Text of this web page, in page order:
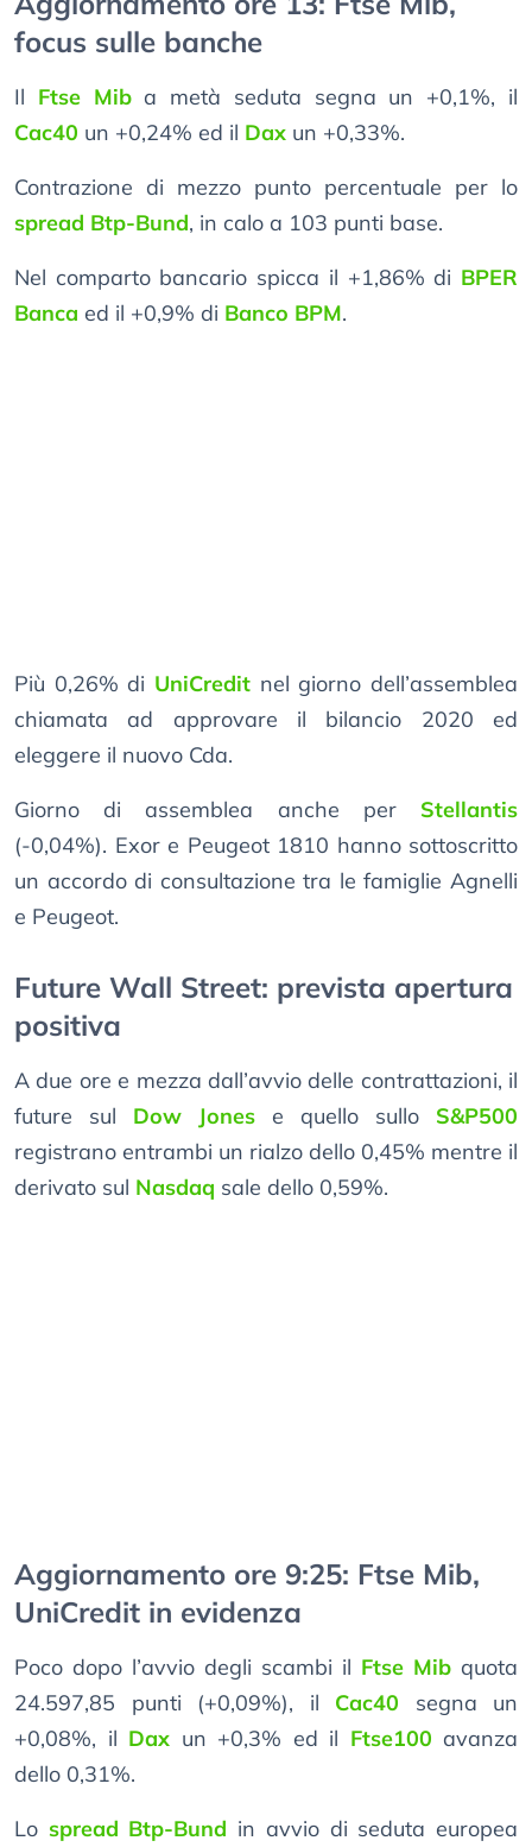
focus sulle banche
Il Ftse Miba metà seduta segna un +0,1%, il
Cac40 un +0,24% ed il Dax un +0,33%.
Contrazione di mezzo punto percentuale per lo
spread Btp-Bund, in calo a 103 punti base.
Nel comparto bancario spicca il +1,86% di BPER
Banca ed il +0,9% di Banco BPM.
Più 0,26% di UniCredit nel giorno dell’assemblea
chiamata ad approvare il bilancio 2020 ed
eleggere il nuovo Cda.
Giorno di assemblea anche per Stellantis
(-0,04%). Exor e Peugeot 1810 hanno sottoscritto
un accordo di consultazione tra le famiglie Agnelli
e Peugeot.
Future Wall Street: prevista apertura
positiva
A due ore e mezza dall’avvio delle contrattazioni, il
future sul Dow Jones e quello sullo S&P500
registrano entrambi un rialzo dello 0,45% mentre il
derivato sul Nasdaq sale dello 0,59%.
Aggiornamento ore 9:25: Ftse Mib,
UniCredit in evidenza
Poco dopo l’avvio degli scambi il Ftse Mib quota
24.597,85 punti (+0,09%), il Cac40 segna un
+0,08%, il Dax un +0,3% ed il Ftse100 avanza
dello 0,31%.
Lo spread Btp-Bund in avvio di seduta europea